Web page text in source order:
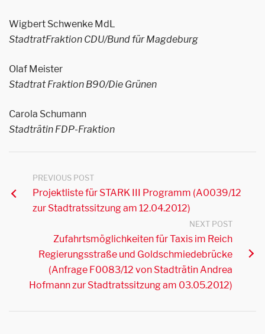
Wigbert Schwenke MdL
StadtratFraktion CDU/Bund für Magdeburg
Olaf Meister
Stadtrat Fraktion B90/Die Grünen
Carola Schumann
Stadträtin FDP-Fraktion
PREVIOUS POST
Projektliste für STARK III Programm (A0039/12
zur Stadtratssitzung am 12.04.2012)
NEXT POST
Zufahrtsmöglichkeiten für Taxis im Reich
Regierungsstraße und Goldschmiedebrücke
(Anfrage F0083/12 von Stadträtin Andrea
Hofmann zur Stadtratssitzung am 03.05.2012)